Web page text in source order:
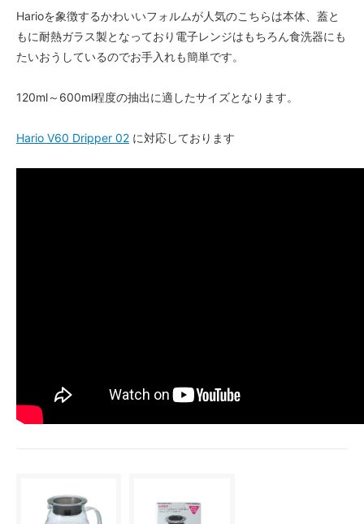
Harioを象徴するかわいいフォルムが人気のこちらは本体、蓋と
もに耐熱ガラス製となっており電子レンジはもちろん食洗器にも
たいおうしているのでお手入れも簡単です。
120ml～600ml程度の抽出に適したサイズとなります。
Hario V60 Dripper 02 に対応しております